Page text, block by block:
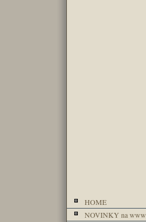
HOME
NOVINKY na www